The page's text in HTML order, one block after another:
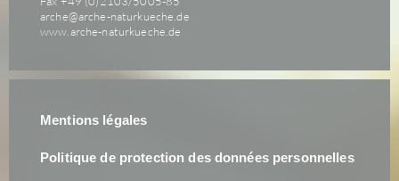
arche@arche-naturkueche.de
www.arche-naturkueche.de
Mentions légales
Politique de protection des données personnelles